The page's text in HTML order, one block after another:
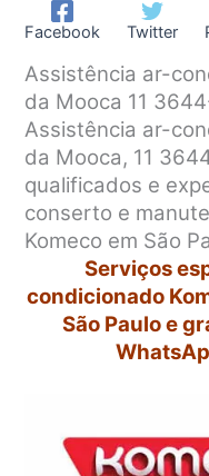
Facebook Twitter
Assistência ar-
da Mooca 11
Assistência ar-
da Mooca, 11
qualificados e
conserto e
Komeco em São
Serviços
condicionado
São Paulo e